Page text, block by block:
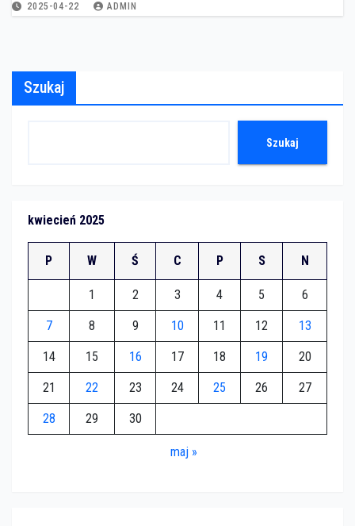
2025-04-22 ADMIN
Szukaj
Szukaj
kwiecień 2025
P W Ś C P S N
1 2 3 4 5 6
7 8 9 10 11 12 13
14 15 16 17 18 19 20
21 22 23 24 25 26 27
28 29 30
maj »